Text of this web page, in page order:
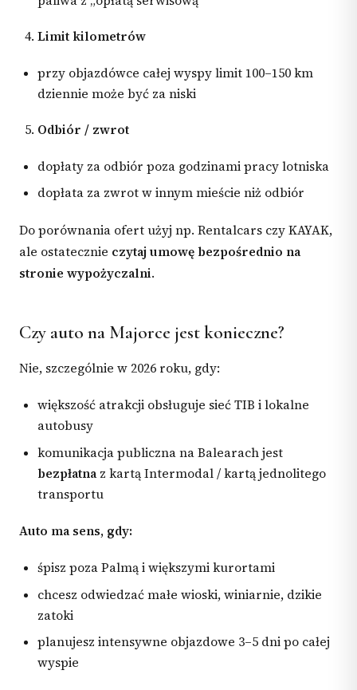
Limit kilometrów
przy objazdówce całej wyspy limit 100–150 km
dziennie może być za niski
Odbiór / zwrot
dopłaty za odbiór poza godzinami pracy lotniska
dopłata za zwrot w innym mieście niż odbiór
Do porównania ofert użyj np. Rentalcars czy KAYAK,
ale ostatecznie czytaj umowę bezpośrednio na
stronie wypożyczalni.
Czy auto na Majorce jest konieczne?
Nie, szczególnie w 2026 roku, gdy:
większość atrakcji obsługuje sieć TIB i lokalne
autobusy
komunikacja publiczna na Balearach jest
bezpłatnaz kartą Intermodal / kartą jednolitego
transportu
Auto ma sens, gdy:
śpisz poza Palmą i większymi kurortami
chcesz odwiedzać małe wioski, winiarnie, dzikie
zatoki
planujesz intensywne objazdowe 3–5 dni po całej
wyspie